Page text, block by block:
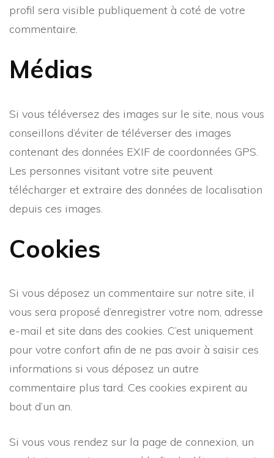
profil sera visible publiquement à coté de votre
commentaire.
Médias
Si vous téléversez des images sur le site, nous vous
conseillons d’éviter de téléverser des images
contenant des données EXIF de coordonnées GPS.
Les personnes visitant votre site peuvent
télécharger et extraire des données de localisation
depuis ces images.
Cookies
Si vous déposez un commentaire sur notre site, il
vous sera proposé d’enregistrer votre nom, adresse
e-mail et site dans des cookies. C’est uniquement
pour votre confort afin de ne pas avoir à saisir ces
informations si vous déposez un autre
commentaire plus tard. Ces cookies expirent au
bout d’un an.
Si vous vous rendez sur la page de connexion, un